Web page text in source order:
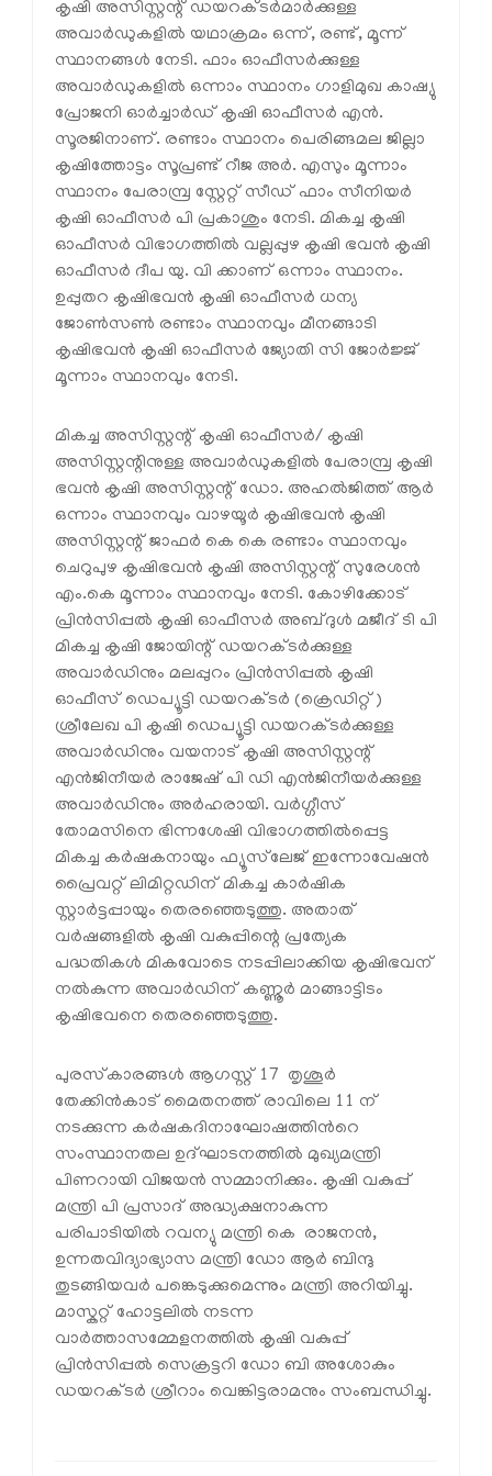
കൃഷി അസിസ്റ്റന്റ് ഡയറക്ടർമാർക്കുള്ള
അവാർഡുകളിൽ യഥാക്രമം ഒന്ന്, രണ്ട്, മൂന്ന്
സ്ഥാനങ്ങൾ നേടി. ഫാം ഓഫീസർക്കുള്ള
അവാർഡുകളിൽ ഒന്നാം സ്ഥാനം ഗാളിമുഖ കാഷ്യു
പ്രോജനി ഓർച്ചാർഡ് കൃഷി ഓഫീസർ എൻ.
സൂരജിനാണ്. രണ്ടാം സ്ഥാനം പെരിങ്ങമല ജില്ലാ
കൃഷിത്തോട്ടം സൂപ്രണ്ട് റീജ അർ. എസും മൂന്നാം
സ്ഥാനം പേരാമ്പ്ര സ്റ്റേറ്റ് സീഡ് ഫാം സീനിയർ
കൃഷി ഓഫീസർ പി പ്രകാശും നേടി. മികച്ച കൃഷി
ഓഫീസർ വിഭാഗത്തിൽ വല്ലപ്പുഴ കൃഷി ഭവൻ കൃഷി
ഓഫീസർ ദീപ യു. വി ക്കാണ് ഒന്നാം സ്ഥാനം.
ഉപ്പുതറ കൃഷിഭവൻ കൃഷി ഓഫീസർ ധന്യ
ജോൺസൺ രണ്ടാം സ്ഥാനവും മീനങ്ങാടി
കൃഷിഭവൻ കൃഷി ഓഫീസർ ജ്യോതി സി ജോർജ്ജ്
മൂന്നാം സ്ഥാനവും നേടി.
മികച്ച അസിസ്റ്റന്റ് കൃഷി ഓഫീസർ/ കൃഷി
അസിസ്റ്റന്റിനുള്ള അവാർഡുകളിൽ പേരാമ്പ്ര കൃഷി
ഭവൻ കൃഷി അസിസ്റ്റന്റ് ഡോ. അഹൽജിത്ത് ആർ
ഒന്നാം സ്ഥാനവും വാഴയൂർ കൃഷിഭവൻ കൃഷി
അസിസ്റ്റന്റ് ജാഫർ കെ കെ രണ്ടാം സ്ഥാനവും
ചെറുപുഴ കൃഷിഭവൻ കൃഷി അസിസ്റ്റന്റ് സുരേശൻ
എം.കെ മൂന്നാം സ്ഥാനവും നേടി. കോഴിക്കോട്
പ്രിൻസിപ്പൽ കൃഷി ഓഫീസർ അബ്ദുൾ മജീദ് ടി പി
മികച്ച കൃഷി ജോയിന്റ് ഡയറക്ടർക്കുള്ള
അവാർഡിനും മലപ്പുറം പ്രിൻസിപ്പൽ കൃഷി
ഓഫീസ് ഡെപ്യൂട്ടി ഡയറക്ടർ (ക്രെഡിറ്റ്)
ശ്രീലേഖ പി കൃഷി ഡെപ്യൂട്ടി ഡയറക്ടർക്കുള്ള
അവാർഡിനും വയനാട് കൃഷി അസിസ്റ്റന്റ്
എൻജിനീയർ രാജേഷ് പി ഡി എൻജിനീയർക്കുള്ള
അവാർഡിനും അർഹരായി. വർഗ്ഗീസ്
തോമസിനെ ഭിന്നശേഷി വിഭാഗത്തിൽപ്പെട്ട
മികച്ച കർഷകനായും ഫ്യൂസ്‌ലേജ്‌ ഇന്നോവേഷൻ
പ്രൈവറ്റ് ലിമിറ്റഡിന് മികച്ച കാർഷിക
സ്റ്റാർട്ടപ്പായും തെരഞ്ഞെടുത്തു. അതാത്
വർഷങ്ങളിൽ കൃഷി വകുപ്പിന്റെ പ്രത്യേക
പദ്ധതികൾ മികവോടെ നടപ്പിലാക്കിയ കൃഷിഭവന്
നൽകുന്ന അവാർഡിന് കണ്ണൂർ മാങ്ങാട്ടിടം
കൃഷിഭവനെ തെരഞ്ഞെടുത്തു.
പുരസ്‌കാരങ്ങൾ ആഗസ്റ്റ് 17 തൃശൂർ
തേക്കിൻകാട് മൈതനത്ത് രാവിലെ 11 ന്
നടക്കുന്ന കർഷകദിനാഘോഷത്തിൻറെ
സംസ്ഥാനതല ഉദ്ഘാടനത്തിൽ മുഖ്യമന്ത്രി
പിണറായി വിജയൻ സമ്മാനിക്കും. കൃഷി വകുപ്പ്
മന്ത്രി പി പ്രസാദ് അദ്ധ്യക്ഷനാകുന്ന
പരിപാടിയിൽ റവന്യു മന്ത്രി കെ രാജനൻ,
ഉന്നതവിദ്യാഭ്യാസ മന്ത്രി ഡോ ആർ ബിന്ദു
തുടങ്ങിയവർ പങ്കെടുക്കുമെന്നും മന്ത്രി അറിയിച്ചു.
മാസ്കറ്റ് ഹോട്ടലിൽ നടന്ന
വാർത്താസമ്മേളനത്തിൽ കൃഷി വകുപ്പ്
പ്രിൻസിപ്പൽ സെക്രട്ടറി ഡോ ബി അശോകും
ഡയറക്ടർ ശ്രീറാം വെങ്കിട്ടരാമനും സംബന്ധിച്ചു.